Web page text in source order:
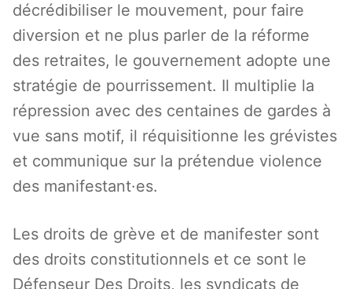
décrédibiliser le mouvement, pour faire
diversion et ne plus parler de la réforme
des retraites, le gouvernement adopte une
stratégie de pourrissement. Il multiplie la
répression avec des centaines de gardes à
vue sans motif, il réquisitionne les grévistes
et communique sur la prétendue violence
des manifestant·es.
Les droits de grève et de manifester sont
des droits constitutionnels et ce sont le
Défenseur Des Droits, les syndicats de